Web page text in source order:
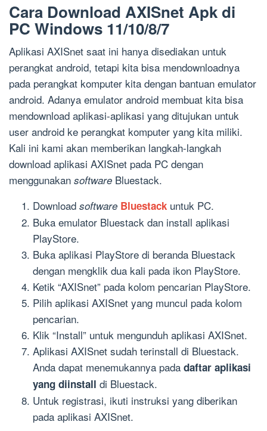
Cara Download AXISnet Apk di
PC Windows 11/10/8/7
Aplikasi AXISnet saat ini hanya disediakan untuk
perangkat android, tetapi kita bisa mendownloadnya
pada perangkat komputer kita dengan bantuan emulator
android. Adanya emulator android membuat kita bisa
mendownload aplikasi-aplikasi yang ditujukan untuk
user android ke perangkat komputer yang kita miliki.
Kali ini kami akan memberikan langkah-langkah
download aplikasi AXISnet pada PC dengan
menggunakan software Bluestack.
Download software Bluestack untuk PC.
Buka emulator Bluestack dan install aplikasi
PlayStore.
Buka aplikasi PlayStore di beranda Bluestack
dengan mengklik dua kali pada ikon PlayStore.
Ketik “AXISnet” pada kolom pencarian PlayStore.
Pilih aplikasi AXISnet yang muncul pada kolom
pencarian.
Klik “Install” untuk mengunduh aplikasi AXISnet.
Aplikasi AXISnet sudah terinstall di Bluestack.
Anda dapat menemukannya pada daftar aplikasi
yang diinstall di Bluestack.
Untuk registrasi, ikuti instruksi yang diberikan
pada aplikasi AXISnet.